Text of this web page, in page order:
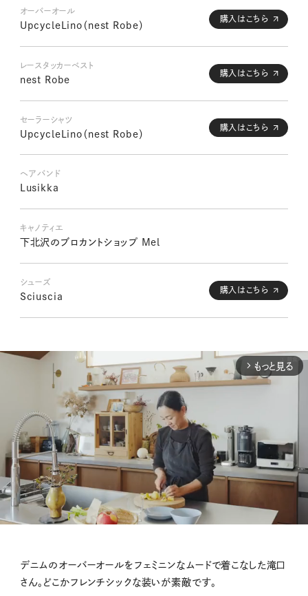
オーバーオール
UpcycleLino（nest Robe）
購入はこちら
レースタッカーベスト
nest Robe
購入はこちら
セーラーシャツ
UpcycleLino（nest Robe）
購入はこちら
ヘアバンド
Lusikka
キャノティエ
下北沢のブロカントショップ Mel
シューズ
Sciuscia
購入はこちら
arrow_forward_ios もっと見る
M
デニムのオーバーオールをフェミニンなムードで着こなした滝口
さん。どこかフレンチシックな装いが素敵です。